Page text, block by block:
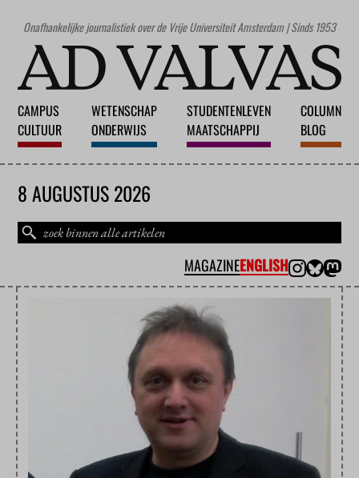
Onafhankelijke journalistiek over de Vrije Universiteit Amsterdam | Sinds 1953
CAMPUS
CULTUUR
WETENSCHAP
ONDERWIJS
STUDENTENLEVEN
MAATSCHAPPIJ
COLUMN
BLOG
8 AUGUSTUS 2026
MAGAZINEENGLISH